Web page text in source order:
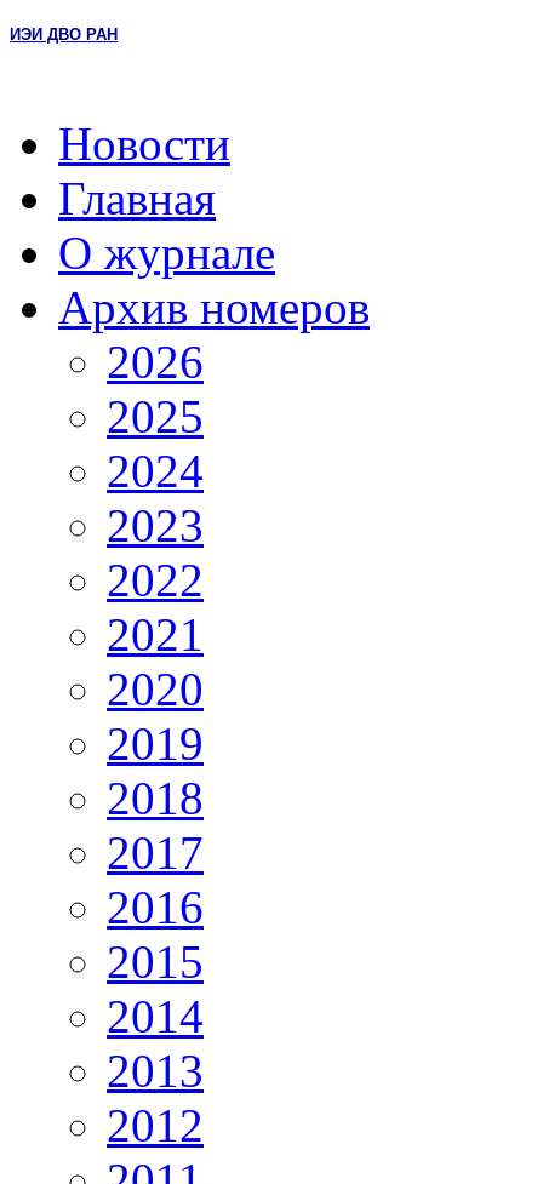
ИЭИ ДВО РАН
Новости
Главная
О журнале
Архив номеров
2026
2025
2024
2023
2022
2021
2020
2019
2018
2017
2016
2015
2014
2013
2012